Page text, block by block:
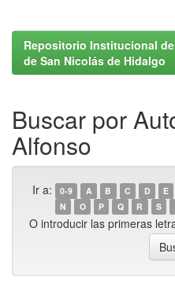
Repositorio Institucional
de San Nicolás de Hidalgo
Buscar por
Alfonso
Ir a: 0-9 A B C D E
N
O P Q R S
O introducir las primeras